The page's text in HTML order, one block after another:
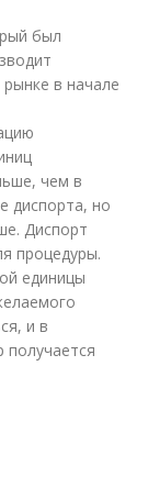
был
в начале
чем в
диспорта, но
Диспорт
процедуры.
единицы
и в
получается